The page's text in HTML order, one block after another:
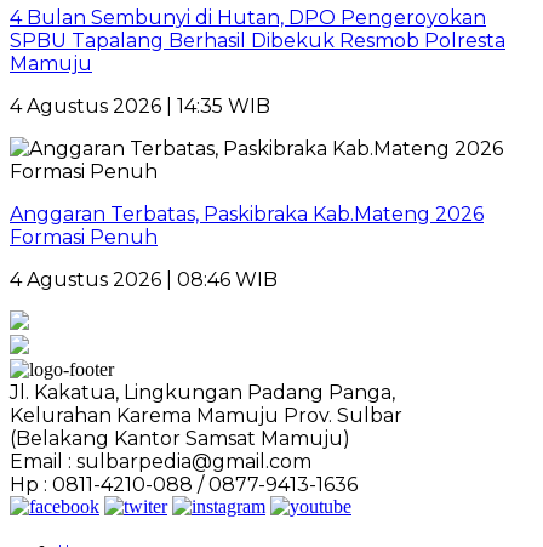
4 Bulan Sembunyi di Hutan, DPO Pengeroyokan
SPBU Tapalang Berhasil Dibekuk Resmob Polresta
Mamuju
4 Agustus 2026 | 14:35 WIB
Anggaran Terbatas, Paskibraka Kab.Mateng 2026
Formasi Penuh
4 Agustus 2026 | 08:46 WIB
Jl. Kakatua, Lingkungan Padang Panga,
Kelurahan Karema Mamuju Prov. Sulbar
(Belakang Kantor Samsat Mamuju)
Email : sulbarpedia@gmail.com
Hp : 0811-4210-088 / 0877-9413-1636